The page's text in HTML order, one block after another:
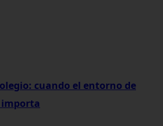
cuando el entorno de